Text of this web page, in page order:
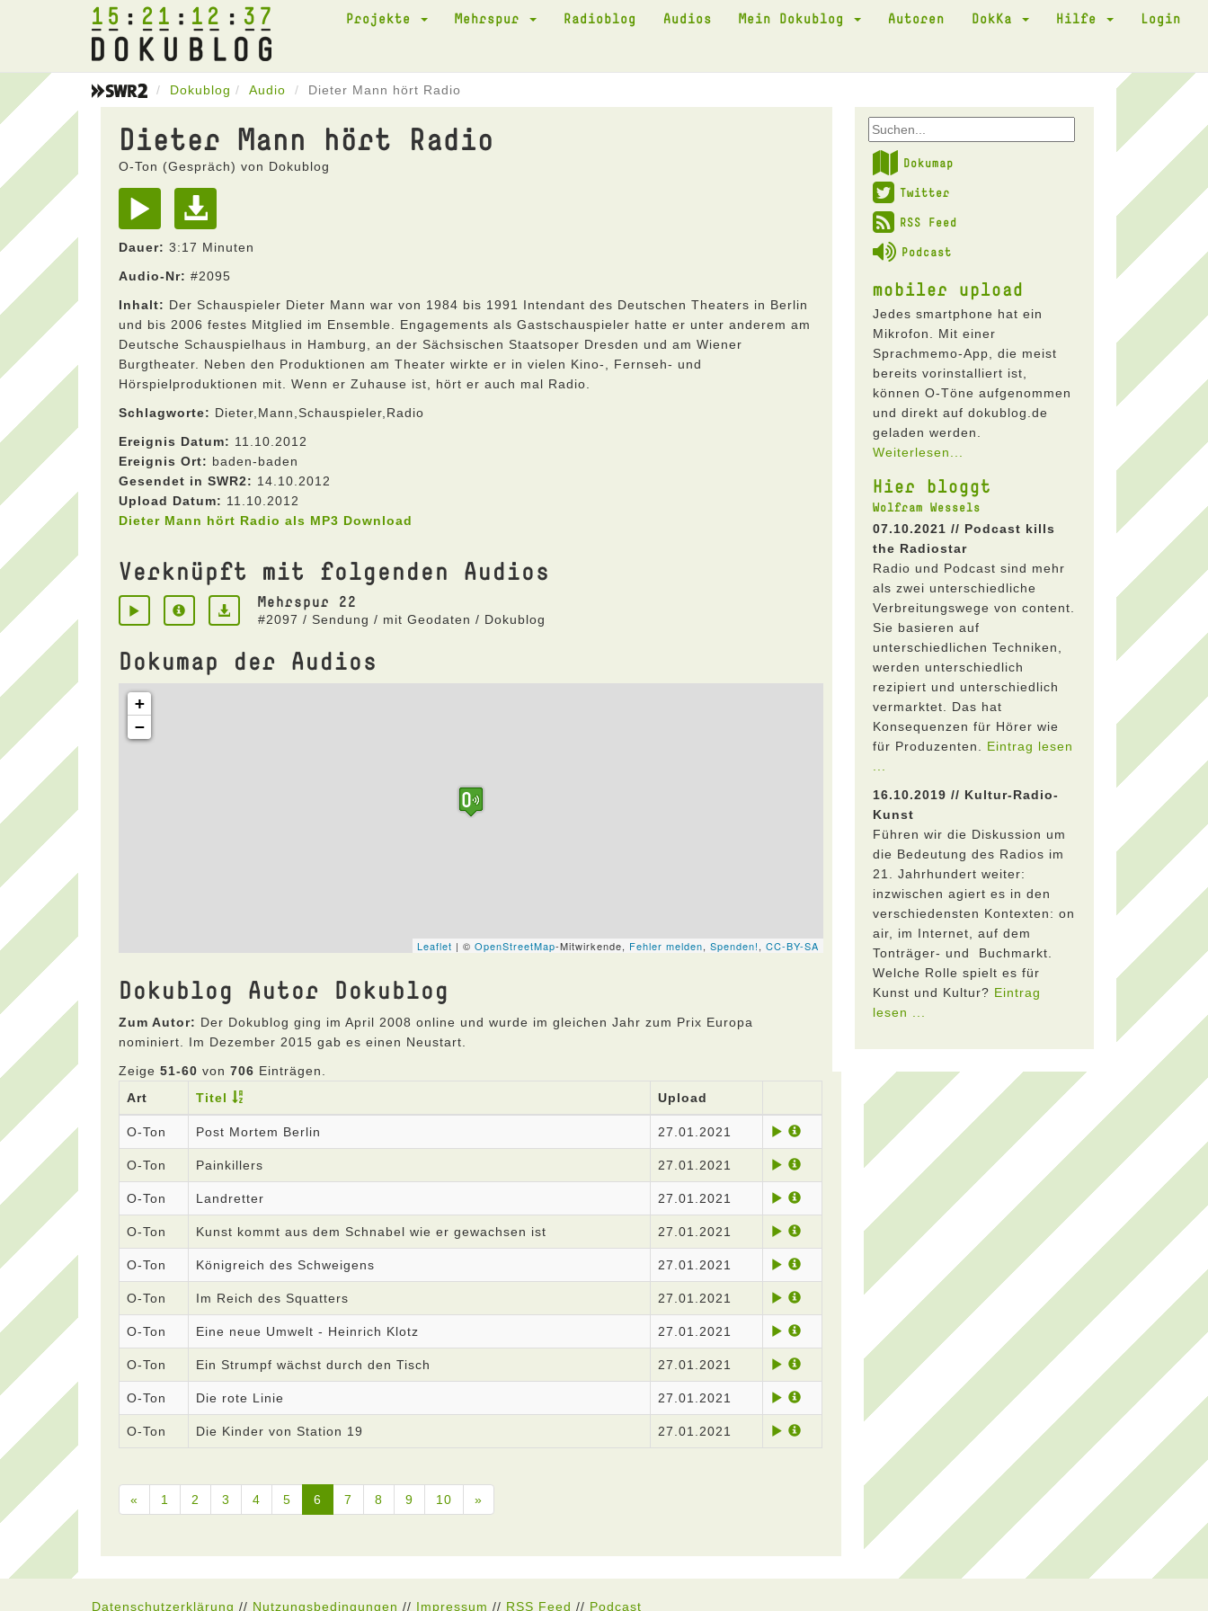
15 21 12 37 Projekte Mehrspur Radioblog Audios Mein Dokublog Autoren DokKa Hilfe Login
Dokublog Audio Dieter Mann hört Radio
Dieter Mann hört Radio
O-Ton (Gespräch) von Dokublog
Dauer: 3:17 Minuten
Audio-Nr: #2095
Inhalt: Der Schauspieler Dieter Mann war von 1984 bis 1991 Intendant des Deutschen Theaters in Berlin
und bis 2006 festes Mitglied im Ensemble. Engagements als Gastschauspieler hatte er unter anderem am
Deutsche Schauspielhaus in Hamburg, an der Sächsischen Staatsoper Dresden und am Wiener
Burgtheater. Neben den Produktionen am Theater wirkte er in vielen Kino-, Fernseh- und
Hörspielproduktionen mit. Wenn er Zuhause ist, hört er auch mal Radio.
Schlagworte: Dieter,Mann,Schauspieler,Radio
Ereignis Datum: 11.10.2012
Ereignis Ort: baden-baden
Gesendet in SWR2: 14.10.2012
Upload Datum: 11.10.2012
Dieter Mann hört Radio als MP3 Download
Verknüpft mit folgenden Audios
Mehrspur 22
#2097 / Sendung / mit Geodaten / Dokublog
Dokumap der Audios
Dokublog Autor Dokublog
Zum Autor: Der Dokublog ging im April 2008 online und wurde im gleichen Jahr zum Prix Europa
nominiert. Im Dezember 2015 gab es einen Neustart.
Zeige 51-60 von 706 Einträgen.
Art
Titel Upload
O-Ton Post Mortem Berlin 27.01.2021
O-Ton Painkillers 27.01.2021
O-Ton Landretter 27.01.2021
O-Ton Kunst kommt aus dem Schnabel wie er gewachsen ist 27.01.2021
O-Ton Königreich des Schweigens 27.01.2021
O-Ton Im Reich des Squatters 27.01.2021
O-Ton Eine neue Umwelt - Heinrich Klotz 27.01.2021
O-Ton Ein Strumpf wächst durch den Tisch 27.01.2021
O-Ton Die rote Linie 27.01.2021
O-Ton Die Kinder von Station 19 27.01.2021
« 1 2 3 4 5 6 7 8 9 10 »
Dokumap
Twitter
RSS Feed
Podcast
mobiler upload
Jedes smartphone hat ein
Mikrofon. Mit einer
Sprachmemo-App, die meist
bereits vorinstalliert ist,
können O-Töne aufgenommen
und direkt auf dokublog.de
geladen werden.
Weiterlesen...
Hier bloggt
Wolfram Wessels
07.10.2021 // Podcast kills
the Radiostar
Radio und Podcast sind mehr
als zwei unterschiedliche
Verbreitungswege von content.
Sie basieren auf
unterschiedlichen Techniken,
werden unterschiedlich
rezipiert und unterschiedlich
vermarktet. Das hat
Konsequenzen für Hörer wie
für Produzenten. Eintrag lesen
16.10.2019 // Kultur-Radio-
Kunst
Führen wir die Diskussion um
die Bedeutung des Radios im
21. Jahrhundert weiter:
inzwischen agiert es in den
verschiedensten Kontexten: on
air, im Internet, auf dem
Tonträger- und Buchmarkt.
Welche Rolle spielt es für
Kunst und Kultur? Eintrag
lesen ...
Datenschutzerklärung // Nutzungsbedingungen // Impressum // RSS Feed // Podcast